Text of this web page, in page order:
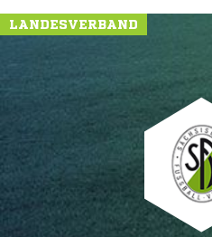
LANDESVERBAND